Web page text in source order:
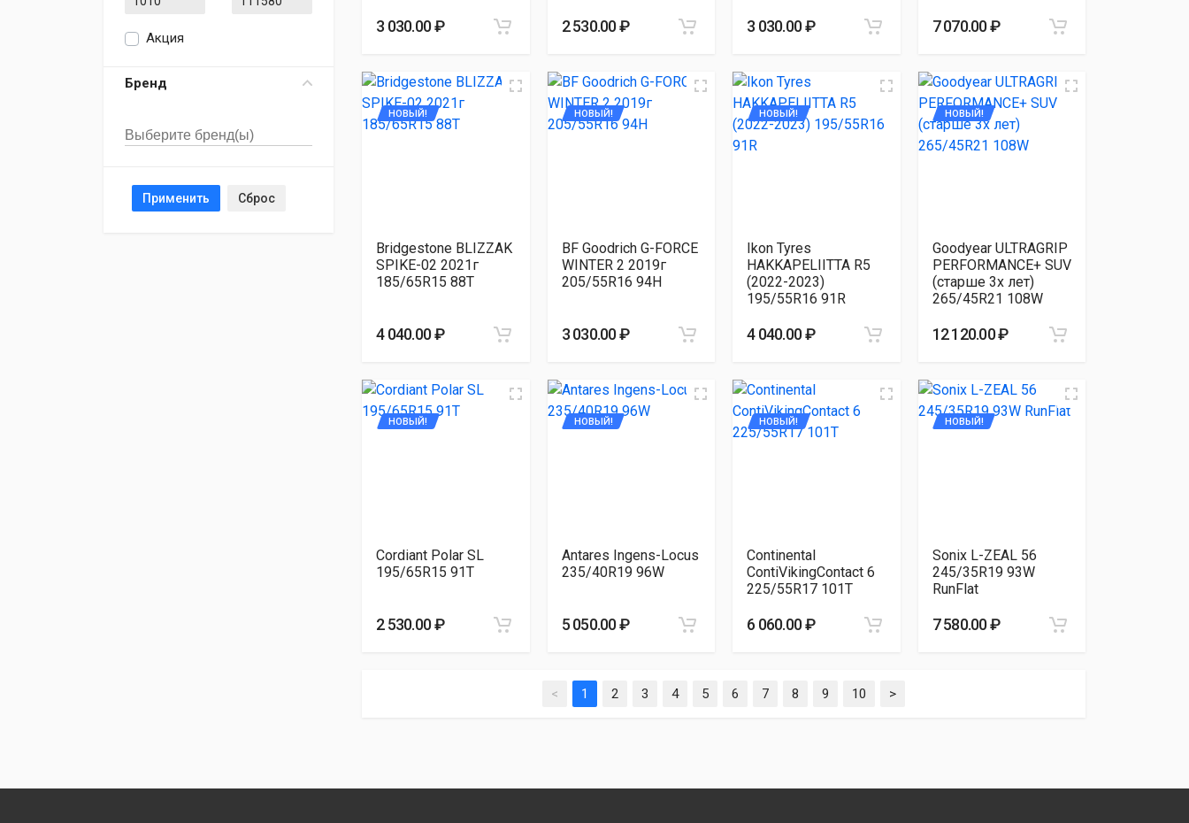
Акция
Бренд
Применить Сброс
3 030.00 ₽ 2 530.00 ₽ 3 030.00 ₽ 7 070.00 ₽
НОВЫЙ!
Bridgestone BLIZZAK
SPIKE-02 2021г
185/65R15 88T
4 040.00 ₽
НОВЫЙ!
BF Goodrich G-FORCE
WINTER 2 2019г
205/55R16 94H
3 030.00 ₽
НОВЫЙ!
Ikon Tyres
HAKKAPELIITTA R5
(2022-2023)
195/55R16 91R
4 040.00 ₽
НОВЫЙ!
Goodyear ULTRAGRIP
PERFORMANCE+ SUV
(старше 3х лет)
265/45R21 108W
12 120.00 ₽
НОВЫЙ!
Cordiant Polar SL
195/65R15 91T
2 530.00 ₽
НОВЫЙ!
Antares Ingens-Locus
235/40R19 96W
5 050.00 ₽
НОВЫЙ!
Continental
ContiVikingContact 6
225/55R17 101T
6 060.00 ₽
НОВЫЙ!
Sonix L-ZEAL 56
245/35R19 93W
RunFlat
7 580.00 ₽
< 1 2 3 4 5 6 7 8 9 10 >